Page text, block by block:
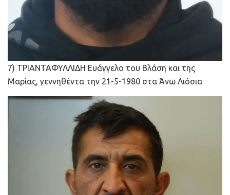
7) ΤΡΙΑΝΤΑΦΥΛΛΙΔΗ Ευάγγελο του Βλάση και της
Μαρίας, γεννηθέντα την 21-5-1980 στα Άνω Λιόσια